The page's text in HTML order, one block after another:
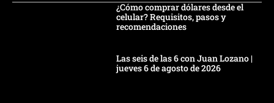
¿Cómo comprar dólares desde el
celular? Requisitos, pasos y
recomendaciones
Las seis de las 6 con Juan Lozano |
jueves 6 de agosto de 2026